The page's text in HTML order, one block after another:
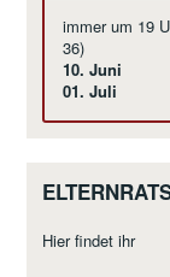
immer um 19
36)
10. Juni
01. Juli
Hier findet ihr